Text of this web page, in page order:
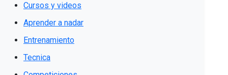
Cursos y videos
Aprender a nadar
Entrenamiento
Tecnica